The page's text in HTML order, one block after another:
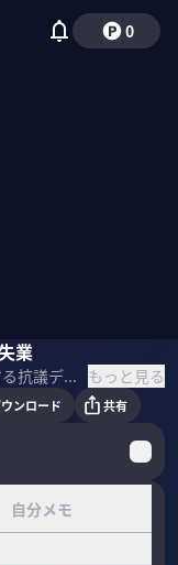
0
業
インドネシアで激化する抗議デモ。現地社会にどのような影響を与えているのか？ILO（国際労働機関）の現地マネージャーに、デモの背景にある経済停滞や20%にものぼる若者の高い失業率など、その根本原因を聞いた。現地で活動する日本企業への影響は？インドネシアの「今」を知る現地レポート。 ＜ゲスト＞ 敦賀一平｜国際労働機関（ILO） インドネシア事務所 社会保障プログラムマネージャー。大学院卒業後、新卒で国際協力機構（JICA）へ。アフリカ部アフリカー課、ケニア事務所、アメリカ合衆国事務所などで勤務。2016年からILOで勤め、本部社会保障局、アジア大洋州総局などを経て現職。 ＜目次＞ もっと見る
ンロード 共有
自分メモ